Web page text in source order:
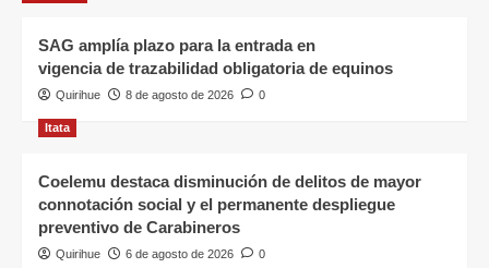
SAG amplía plazo para la entrada en
vigencia de trazabilidad obligatoria de equinos
Quirihue 8 de agosto de 2026 0
Itata
Coelemu destaca disminución de delitos de mayor
connotación social y el permanente despliegue
preventivo de Carabineros
Quirihue 6 de agosto de 2026 0